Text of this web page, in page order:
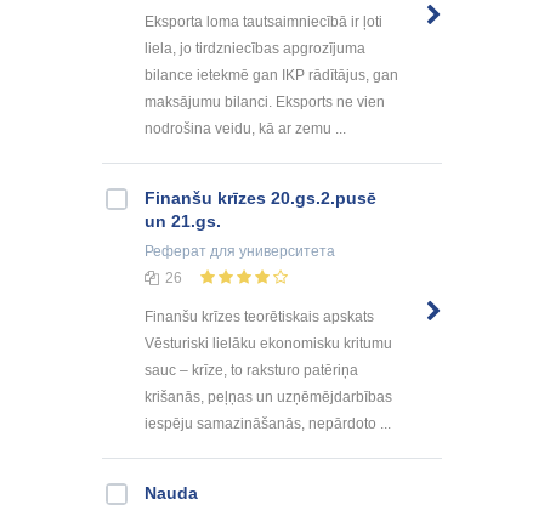
Eksporta loma tautsaimniecībā ir ļoti
liela, jo tirdzniecības apgrozījuma
bilance ietekmē gan IKP rādītājus, gan
maksājumu bilanci. Eksports ne vien
nodrošina veidu, kā ar zemu ...
Finanšu krīzes 20.gs.2.pusē
un 21.gs.
Реферат для университета
26
Finanšu krīzes teorētiskais apskats
Vēsturiski lielāku ekonomisku kritumu
sauc – krīze, to raksturo patēriņa
krišanās, peļņas un uzņēmējdarbības
iespēju samazināšanās, nepārdoto ...
Nauda